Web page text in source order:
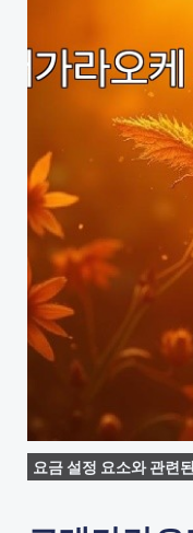
요금 설정 요소와 관련